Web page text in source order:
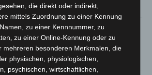
die direkt oder indirekt,
mittels Zuordnung zu einer Kennung
zu einer Kennnummer, zu
zu einer Online-Kennung oder zu
mehreren besonderen Merkmalen, die
physischen, physiologischen,
psychischen, wirtschaftlichen,